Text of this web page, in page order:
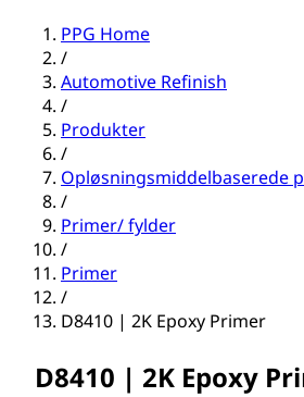
PPG Home
/
Automotive Refinish
/
Produkter
/
Opløsningsmiddelbaserede
/
Primer/ fylder
/
Primer
/
D8410 | 2K Epoxy Primer
D8410 | 2K Epoxy